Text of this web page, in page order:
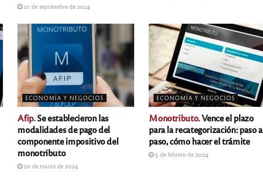
10 de septiembre de 2024
ECONOMÍA Y NEGOCIOS
Afip.Se establecieron las
modalidades de pago del
componente impositivo del
monotributo
20 de marzo de 2024
ECONOMÍA Y NEGOCIOS
Monotributo.Vence el plazo
para la recategorización: paso a
paso, cómo hacer el trámite
5 de febrero de 2024